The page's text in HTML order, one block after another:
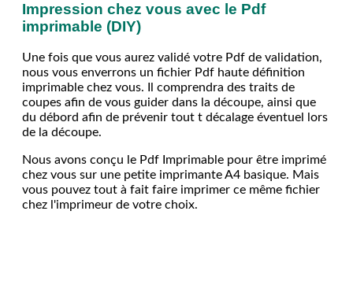
Impression chez vous avec le Pdf
imprimable (DIY)
Une fois que vous aurez validé votre Pdf de validation,
nous vous enverrons un fichier Pdf haute définition
imprimable chez vous. Il comprendra des traits de
coupes afin de vous guider dans la découpe, ainsi que
du débord afin de prévenir tout t décalage éventuel lors
de la découpe.
Nous avons conçu le Pdf Imprimable pour être imprimé
chez vous sur une petite imprimante A4 basique. Mais
vous pouvez tout à fait faire imprimer ce même fichier
chez l'imprimeur de votre choix.